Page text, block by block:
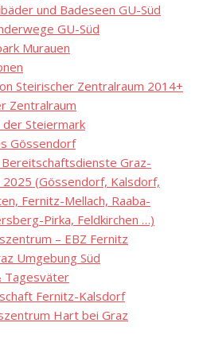
und Badeseen GU-Süd
GU-Süd
Murauen
Steirischer Zentralraum 2014+
Zentralraum
der Steiermark
Gössendorf
Graz-
2025 (Gössendorf, Kalsdorf,
Fernitz-Mellach, Raaba-
Pirka, Feldkirchen …)
– EBZ Fernitz
Umgebung Süd
Tagesväter
Fernitz-Kalsdorf
Hart bei Graz